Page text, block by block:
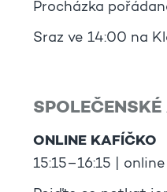
Procházka
Sraz ve 14:00 na
SPOLEČENSKÉ
ONLINE KAFÍČKO
15:15–16:15 | online